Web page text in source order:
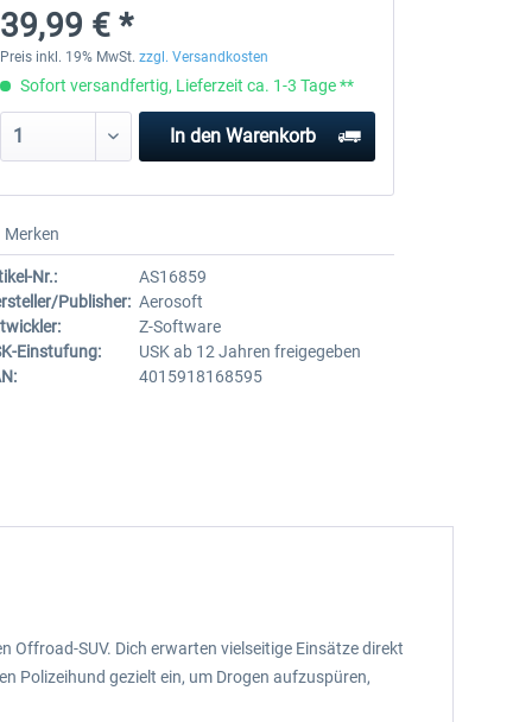
39,99 € *
Preis inkl. 19% MwSt. zzgl. Versandkosten
Sofort versandfertig, Lieferzeit ca. 1-3 Tage **
In den Warenkorb
Merken
Nr.:
AS16859
Publisher: Aerosoft
Z-Software
Einstufung:
USK ab 12 Jahren freigegeben
4015918168595
Offroad-SUV. Dich erwarten vielseitige Einsätze direkt
Polizeihund gezielt ein, um Drogen aufzuspüren,